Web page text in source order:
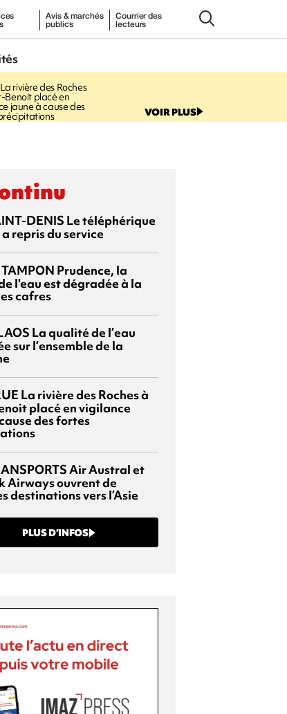
Avis & marchés
publics
Courrier des
lecteurs
rivière des Roches
Benoit placé en
jaune à cause des VOIR PLUS
DENIS Le téléphérique
repris du service
TAMPON Prudence, la
l'eau est dégradée à la
cafres
La qualité de l’eau
sur l’ensemble de la
La rivière des Roches à
placé en vigilance
des fortes
Air Austral et
Airways ouvrent de
destinations vers l’Asie
PLUS D’INFOS